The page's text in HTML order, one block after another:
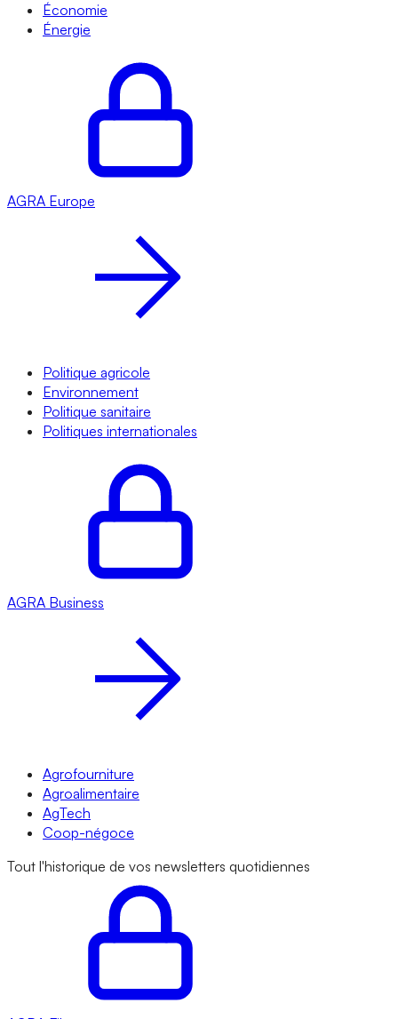
Économie
Énergie
AGRA Europe
Politique agricole
Environnement
Politique sanitaire
Politiques internationales
AGRA Business
Agrofourniture
Agroalimentaire
AgTech
Coop-négoce
Tout l'historique de vos newsletters quotidiennes